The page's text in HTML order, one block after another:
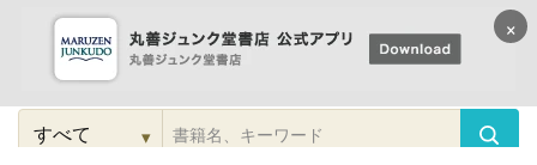
コンテンツに
進む
検
▾
×